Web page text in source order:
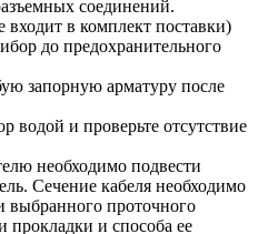
соединений.
входит в комплект поставки)
до предохранительного
запорную арматуру после
водой и проверьте отсутствие
необходимо подвести
Сечение кабеля необходимо
выбранного проточного
прокладки и способа ее